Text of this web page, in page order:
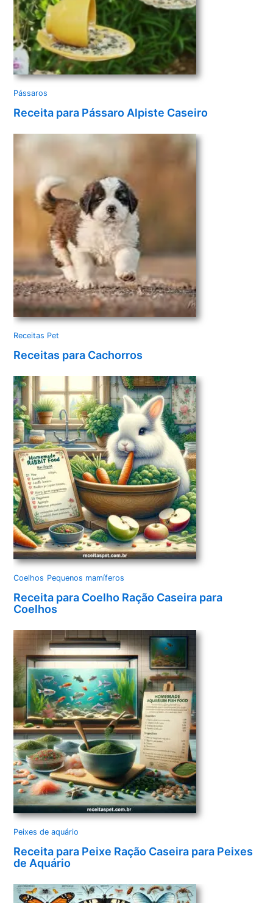
Pássaros
Receita para Pássaro Alpiste Caseiro
Receitas Pet
Receitas para Cachorros
Coelhos Pequenos mamíferos
Receita para Coelho Ração Caseira para
Coelhos
Peixes de aquário
Receita para Peixe Ração Caseira para Peixes
de Aquário